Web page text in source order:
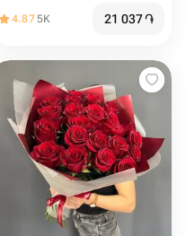
4.875K 21 037֏